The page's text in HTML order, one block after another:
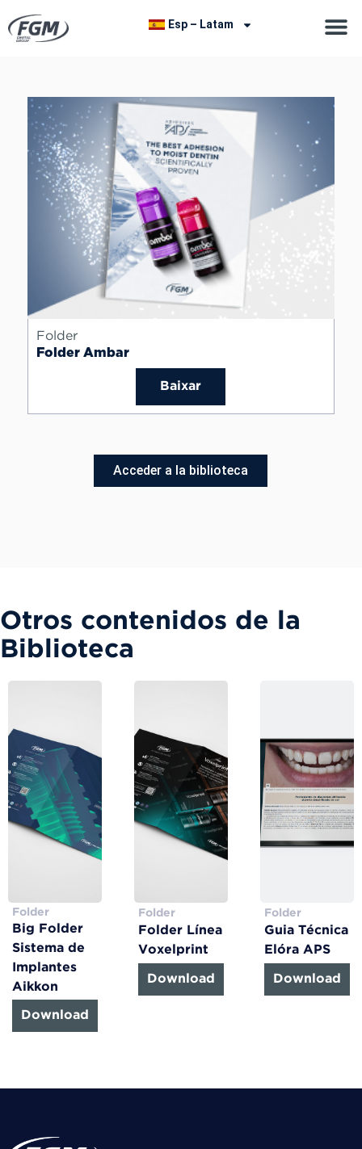
Esp – Latam
Folder
Folder Ambar
Baixar
Acceder a la biblioteca
Otros contenidos de la
Biblioteca
Folder
Big Folder
Sistema de
Implantes
Aikkon
Download
Folder
Folder Línea
Voxelprint
Download
Folder
Guia Técnica
Elóra APS
Download